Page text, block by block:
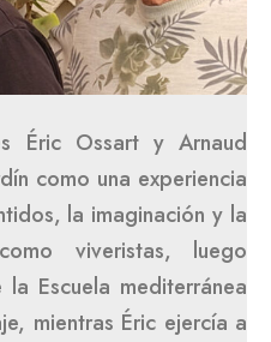
Éric Ossart y Arnaud
como una experiencia
la imaginación y la
viveristas, luego
Escuela mediterránea
mientras Éric ejercía a